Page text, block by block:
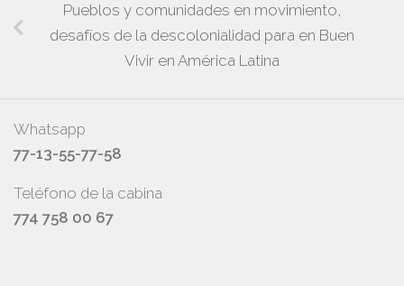
Pueblos y comunidades en movimiento,
desafíos de la descolonialidad para en Buen
Vivir en América Latina
Whatsapp
77-13-55-77-58
Teléfono de la cabina
774 758 00 67